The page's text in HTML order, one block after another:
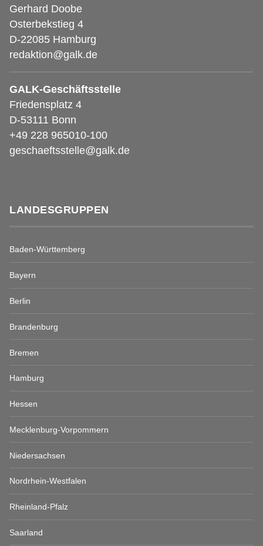
Gerhard Doobe
Osterbekstieg 4
D-22085 Hamburg
redaktion@galk.de
GALK-Geschäftsstelle
Friedensplatz 4
D-53111 Bonn
+49 228 965010-100
geschaeftsstelle@galk.de
LANDESGRUPPEN
Baden-Württemberg
Bayern
Berlin
Brandenburg
Bremen
Hamburg
Hessen
Mecklenburg-Vorpommern
Niedersachsen
Nordrhein-Westfalen
Rheinland-Pfalz
Saarland